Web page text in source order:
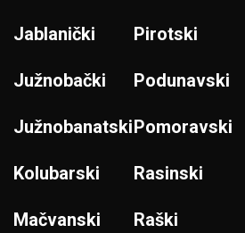
Jablanički
Južnobački
Južnobanatski
Kolubarski
Mačvanski
Pirotski
Podunavski
Pomoravski
Rasinski
Raški